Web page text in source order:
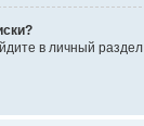
в личный